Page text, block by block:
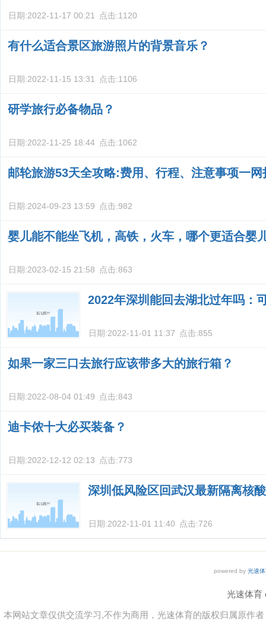
日期:2022-11-17 00:21 点击:1120
有什么适合景区旅游照片的背景音乐？
日期:2022-11-15 13:31 点击:1106
研学旅行必备物品？
日期:2022-11-25 18:44 点击:1062
邮轮旅游53天全攻略:费用、行程、注意事项一网
日期:2024-09-23 13:59 点击:982
婴儿能不能坐飞机，高铁，火车，哪个更适合婴
日期:2023-02-15 21:58 点击:863
2022年深圳能回去湖北过年吗：
日期:2022-11-01 11:37 点击:855
如果一家三口去旅行应该带多大的旅行箱？
日期:2022-08-04 01:49 点击:843
迪卡侬十大必买装备？
日期:2022-12-12 02:13 点击:773
深圳低风险区回武汉最新隔离核
日期:2022-11-01 11:40 点击:726
powered by 光速
光速体育
本网站文章仅供交流学习,不作为商用，光速体育的版权归属原作